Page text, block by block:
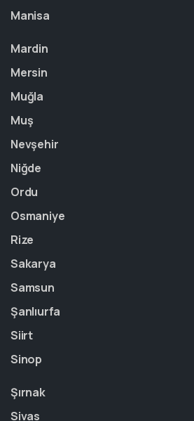
Manisa
Mardin
Mersin
Muğla
Muş
Nevşehir
Niğde
Ordu
Osmaniye
Rize
Sakarya
Samsun
Şanlıurfa
Siirt
Sinop
Şırnak
Sivas